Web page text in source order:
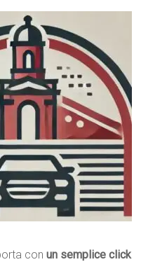
conun semplice click